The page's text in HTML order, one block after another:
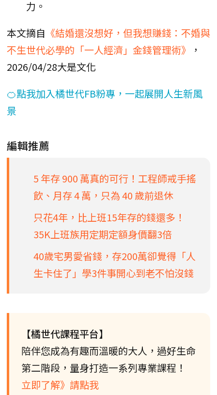
力。
本文摘自 《結婚還沒想好，但我想賺錢：不婚與
不生世代必學的「一人經濟」金錢管理術》
，
2026/04/28大是文化
🍊點我加入橘世代FB粉專，一起展開人生新風
景
編輯推薦
5 年存 900 萬真的可行！工程師戒手搖
飲、月存 4 萬，只為 40 歲前退休
只花4年，比上班15年存的錢還多！
35K上班族用定期定額身價翻3倍
40歲宅男愛省錢，存200萬卻覺得「人
生卡住了」學3件事開心到老不怕沒錢
【橘世代課程平台】
陪伴您成為有趣而溫暖的大人，過好生命
第二階段，量身打造一系列專業課程！
立即了解》請點我